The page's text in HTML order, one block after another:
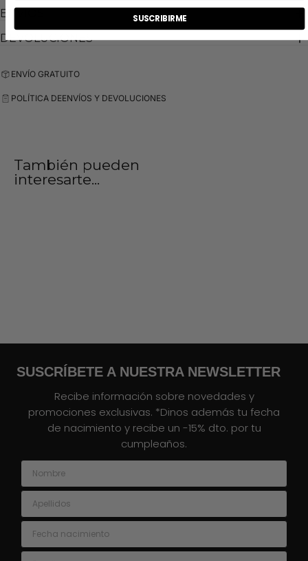
ENVIOS
DEVOLUCIONES
ENVÍO GRATUITO
POLÍTICA DEENVÍOS Y DEVOLUCIONES
También pueden
interesarte...
SUSCRÍBETE A NUESTRA NEWSLETTER
Recibe información sobre novedades y
promociones exclusivas. *Dinos además tu fecha
de nacimiento y recibe un -15% dto. por tu
cumpleaños.
Nombre
Apellidos
Fecha nacimiento
Email
SUSCRIBIRME